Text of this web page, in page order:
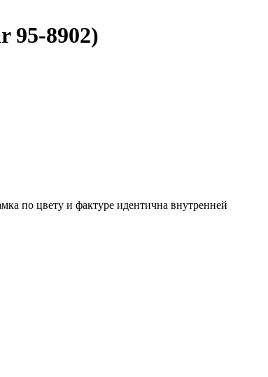
95-8902)
по цвету и фактуре идентична внутренней